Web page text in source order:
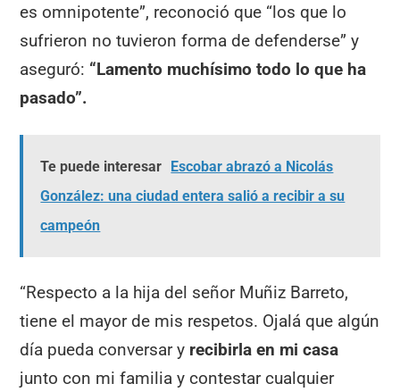
es omnipotente”, reconoció que “los que lo
sufrieron no tuvieron forma de defenderse” y
aseguró: “Lamento muchísimo todo lo que ha
pasado”.
Te puede interesar Escobar abrazó a Nicolás
González: una ciudad entera salió a recibir a su
campeón
“Respecto a la hija del señor Muñiz Barreto,
tiene el mayor de mis respetos. Ojalá que algún
día pueda conversar y recibirla en mi casa
junto con mi familia y contestar cualquier